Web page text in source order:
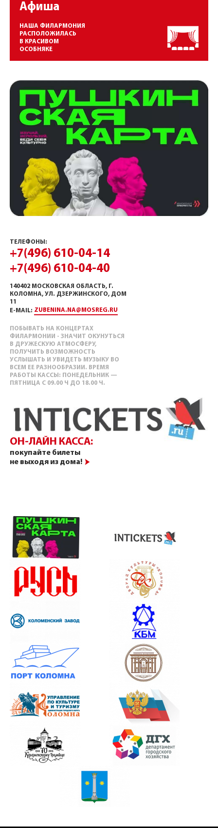
Афиша
НАША ФИЛАРМОНИЯ
РАСПОЛОЖИЛАСЬ
В КРАСИВОМ
ОСОБНЯКЕ
ТЕЛЕФОНЫ:
+7(496) 610-04-14
+7(496) 610-04-40
140402 МОСКОВСКАЯ ОБЛАСТЬ, Г.
КОЛОМНА, УЛ. ДЗЕРЖИНСКОГО, ДОМ
11
E-MAIL: ZUBENINA.NA@MOSREG.RU
ПОБЫВАТЬ НА КОНЦЕРТАХ
ФИЛАРМОНИИ - ЗНАЧИТ ОКУНУТЬСЯ
В ДРУЖЕСКУЮ АТМОСФЕРУ,
ПОЛУЧИТЬ ВОЗМОЖНОСТЬ
УСЛЫШАТЬ И УВИДЕТЬ МУЗЫКУ ВО
ВСЕМ ЕЕ РАЗНООБРАЗИИ. ВРЕМЯ
РАБОТЫ КАССЫ: ПОНЕДЕЛЬНИК —
ПЯТНИЦА С 09.00 Ч ДО 18.00 Ч.
ОН-ЛАЙН КАССА:
покупайте билеты
не выходя из дома!